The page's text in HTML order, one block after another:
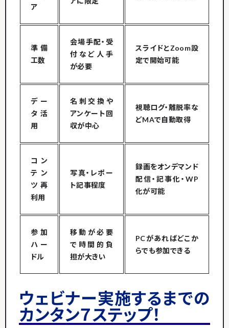
ア
準備
工数
会場手配・受
付など人手
が必要
スライドとZoom設
定で開始可能
デー
タ活
用
名刺交換や
アンケート回
収が中心
視聴ログ・離脱率な
どMAで自動取得
コン
テン
ツ再
利用
写真・レポー
ト記事程度
録画をオンデマンド
配信・記事化・WP
化が可能
参加
ハー
ドル
移動が必要
で時間的負
担が大きい
PCがあればどこか
らでも参加できる
ウェビナー実施するまでの
カンタン７ステップ！